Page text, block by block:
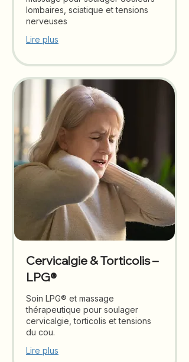
lombaires, sciatique et tensions
nerveuses
Lire plus
Cervicalgie & Torticolis –
LPG®
Soin LPG® et massage
thérapeutique pour soulager
cervicalgie, torticolis et tensions
du cou.
Lire plus